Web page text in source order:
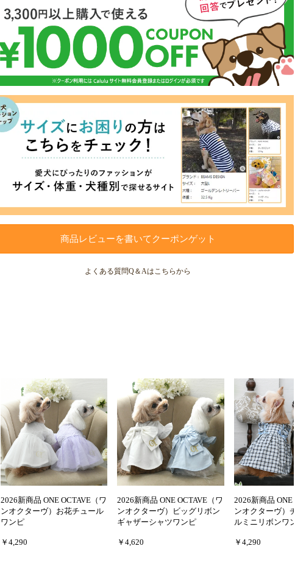
商品レビューを書いてクーポンゲット
よくある質問Q＆Aはこちらから
2026新商品 ONE OCTAVE（ワ
ンオクターヴ）お花チュール
ワンピ
￥4,290
2026新商品 ONE OCTAVE（ワ
ンオクターヴ）ビッグリボン
ギャザーシャツワンピ
￥4,620
2026新商品 ONE
ンオクターヴ）チ
ルミニリボンワンピ
￥4,290